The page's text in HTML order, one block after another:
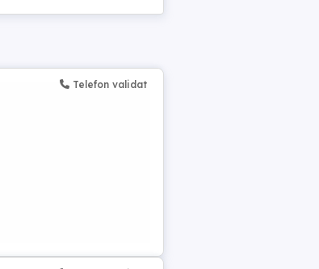
Telefon validat